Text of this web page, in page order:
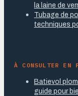
la laine de
Tubage de
techniques
À CONSULTER EN
Batievol
guide pour